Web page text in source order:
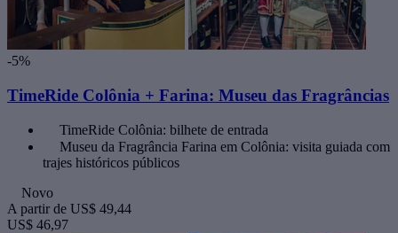
-5%
TimeRide Colônia + Farina: Museu das Fragrâncias
TimeRide Colônia: bilhete de entrada
Museu da Fragrância Farina em Colônia: visita guiada com
trajes históricos públicos
Novo
A partir de US$ 49,44
US$ 46,97